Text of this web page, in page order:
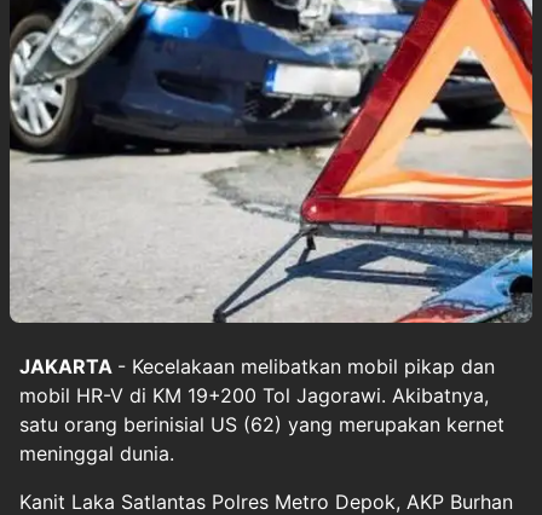
JAKARTA - Kecelakaan melibatkan mobil pikap dan
mobil HR-V di KM 19+200 Tol Jagorawi. Akibatnya,
satu orang berinisial US (62) yang merupakan kernet
meninggal dunia.
Kanit Laka Satlantas Polres Metro Depok, AKP Burhan